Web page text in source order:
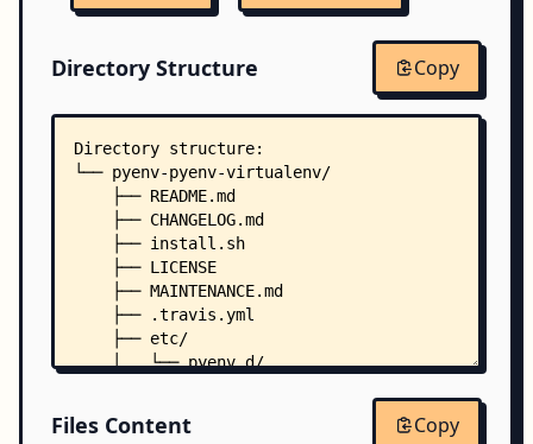
Directory Structure Copy
Directory structure:
└── pyenv-pyenv-virtualenv/
    ├── README.md
    ├── CHANGELOG.md
    ├── install.sh
    ├── LICENSE
    ├── MAINTENANCE.md
    ├── .travis.yml
    ├── etc/
    │   └── pyenv.d/
    │       ├── uninstall/
Files Content Copy